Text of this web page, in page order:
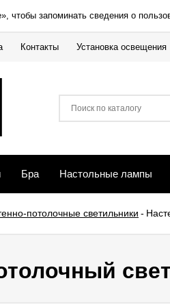
чтобы запоминать сведения о
Контакты Установка освещения
Бра Настольные лампы
потолочные светильники -